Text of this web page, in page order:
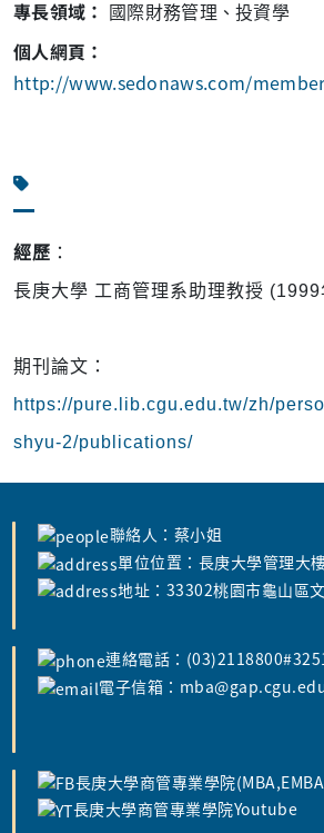
專長領域： 國際財務管理、投資學
個人網頁：
http://www.sedonaws.com/
經歷 ：
長庚大學 工商管理系助理教授
期刊論文：
https://pure.lib.cgu.edu.tw/zh/
shyu-2/publications/
聯絡人：蔡小姐
單位位置：長庚大學管理大
地址：33302桃園市龜山區
連絡電話：
電子信箱：
長庚大學商管專業學院
長庚大學商管專業學院Youtube